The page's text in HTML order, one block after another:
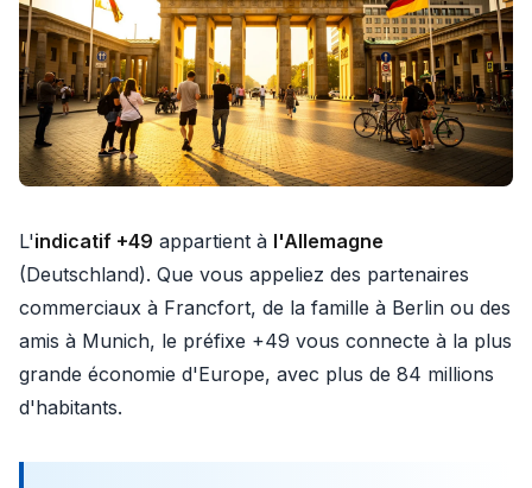
L'indicatif +49 appartient à l'Allemagne
(Deutschland). Que vous appeliez des partenaires
commerciaux à Francfort, de la famille à Berlin ou des
amis à Munich, le préfixe +49 vous connecte à la plus
grande économie d'Europe, avec plus de 84 millions
d'habitants.